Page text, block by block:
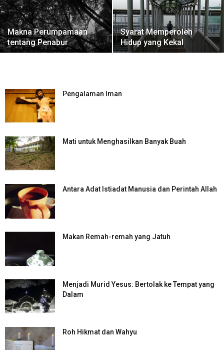
Makna Perumpamaan
tentang Penabur
Syarat Memperoleh
Hidup yang Kekal
Pengalaman Iman
Mati untuk Menghasilkan Banyak Buah
Antara Adat Istiadat Manusia dan Perintah Allah
Makan Remah-remah yang Jatuh
Menjadi Murid Yesus: Bertolak ke Tempat yang
Dalam
Roh Hikmat dan Wahyu